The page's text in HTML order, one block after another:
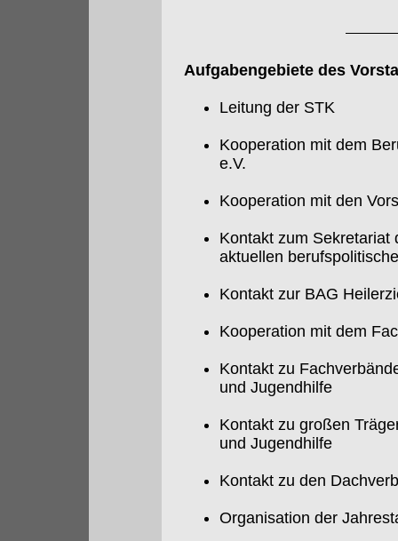
Aufgabengebiete des
Leitung der STK
Kooperation mit dem
e.V.
Kooperation mit den
Kontakt zum Sekretariat
aktuellen
Kontakt zur BAG
Kooperation mit dem
Kontakt zu
und Jugendhilfe
Kontakt zu großen
und Jugendhilfe
Kontakt zu den
Organisation der